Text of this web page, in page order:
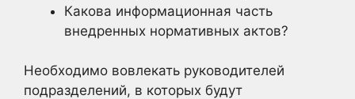
Какова информационная часть
внедренных нормативных актов?
Необходимо вовлекать руководителей
подразделений, в которых будут